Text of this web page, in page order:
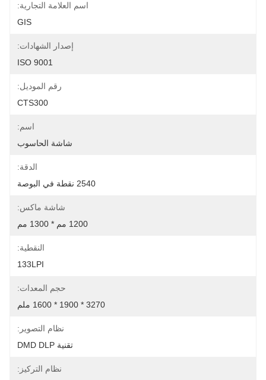
اسم العلامة التجارية:
GIS
إصدار الشهادات:
ISO 9001
رقم الموديل:
CTS300
اسم:
شاشة الحاسوب
الدقة:
2540 نقطة في البوصة
شاشة ماكس:
1200 مم * 1300 مم
النقطية:
133LPI
حجم المعدات:
3270 * 1900 * 1600 ملم
نظام التصوير:
تقنية DMD DLP
نظام التركيز: